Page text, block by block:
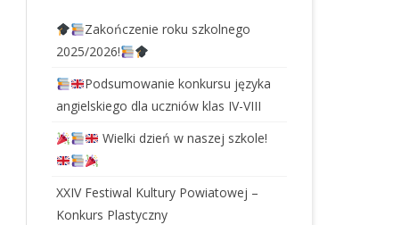
Zakończenie roku szkolnego
2025/2026!
Podsumowanie konkursu języka
angielskiego dla uczniów klas IV-VIII
Wielki dzień w naszej szkole!
XXIV Festiwal Kultury Powiatowej –
Konkurs Plastyczny